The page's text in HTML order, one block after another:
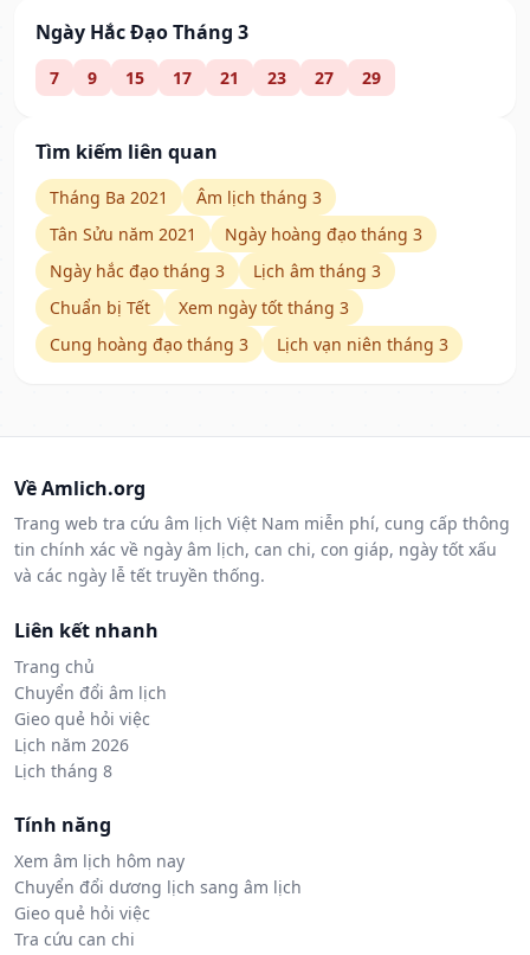
Ngày Hắc Đạo Tháng 3
7 9 15 17 21 23 27 29
Tìm kiếm liên quan
Tháng Ba 2021
Âm lịch tháng 3
Tân Sửu năm 2021
Ngày hoàng đạo tháng 3
Ngày hắc đạo tháng 3
Lịch âm tháng 3
Chuẩn bị Tết
Xem ngày tốt tháng 3
Cung hoàng đạo tháng 3
Lịch vạn niên tháng 3
Về Amlich.org
Trang web tra cứu âm lịch Việt Nam miễn phí, cung cấp thông
tin chính xác về ngày âm lịch, can chi, con giáp, ngày tốt xấu
và các ngày lễ tết truyền thống.
Liên kết nhanh
Trang chủ
Chuyển đổi âm lịch
Gieo quẻ hỏi việc
Lịch năm 2026
Lịch tháng 8
Tính năng
Xem âm lịch hôm nay
Chuyển đổi dương lịch sang âm lịch
Gieo quẻ hỏi việc
Tra cứu can chi